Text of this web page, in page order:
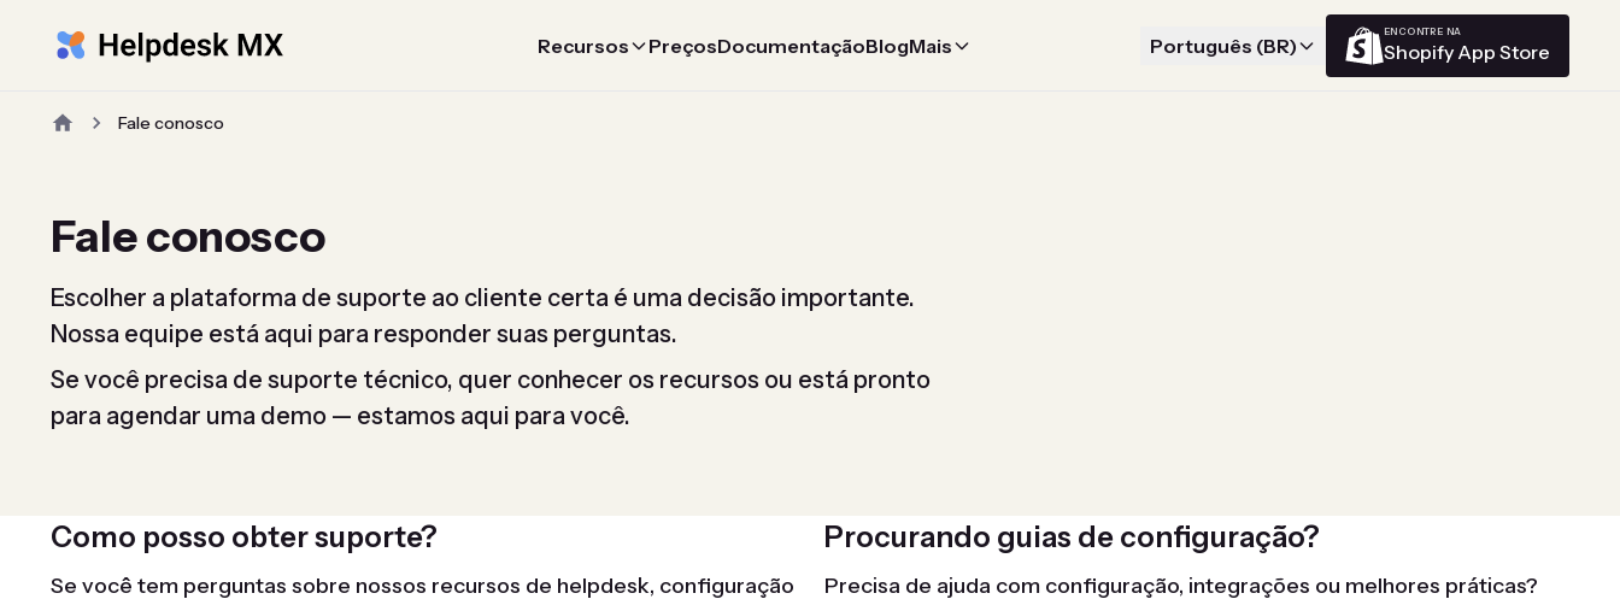
Recursos PreçosDocumentaçãoBlogMais Português (BR)
ENCONTRE NA
Shopify App Store
Fale conosco
Fale conosco
Escolher a plataforma de suporte ao cliente certa é uma decisão importante.
Nossa equipe está aqui para responder suas perguntas.
Se você precisa de suporte técnico, quer conhecer os recursos ou está pronto
para agendar uma demo — estamos aqui para você.
Como posso obter suporte?
Se você tem perguntas sobre nossos recursos de helpdesk, configuração
Procurando guias de configuração?
Precisa de ajuda com configuração, integrações ou melhores práticas?